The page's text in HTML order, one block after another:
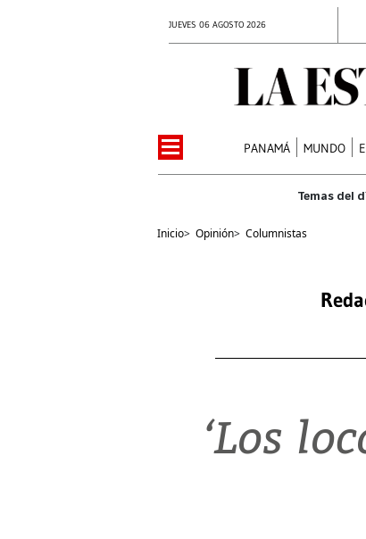
JUEVES 06 AGOSTO 2026
PANAMÁ MUNDO
Inicio> Opinión> Columnistas
‘Los